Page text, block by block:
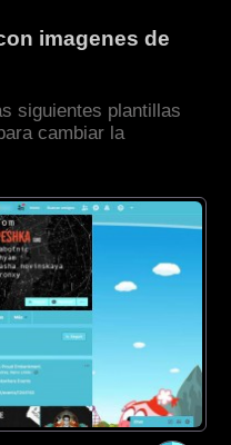
imagenes de
siguientes plantillas
cambiar la